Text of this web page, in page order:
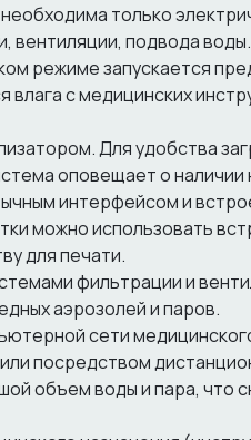
только
вентиляции, подвода воды.
режиме запускается
влага с медицинских
Для удобства
оповещает о
интерфейсом и
можно использовать
для печати.
фильтрации и
аэрозолей и паров.
сети
посредством
объем воды и пара, что